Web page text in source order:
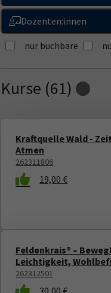
Dozenten:innen
nur buchbare
Kurse (61)
Kraftquelle Wald -
Atmen
262311806
19,00 €
Feldenkrais® –
Leichtigkeit,
262312501
30,00 €